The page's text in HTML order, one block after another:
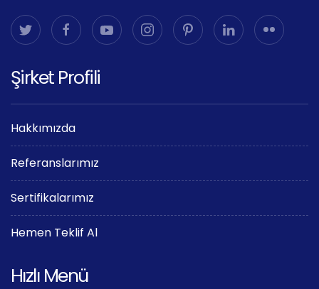
Şirket Profili
Hakkımızda
Referanslarımız
Sertifikalarımız
Hemen Teklif Al
Hızlı Menü